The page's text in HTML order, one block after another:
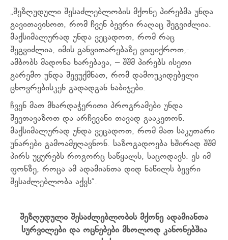
„შეზღუდული შესაძლებლობის მქონე პირებმა უნდა
გავითავისოთ, რომ ჩვენ ბევრი რაღაც შეგვიძლია.
მაქსიმალურად უნდა ვეცადოთ, რომ რაც
შეგვიძლია, იმის განვითარებაზე ვიფიქროთ,-
ამბობს მადონა ხარებავა, – შშმ პირებს ისეთი
გარემო უნდა შევუქმნათ, რომ დამოუკიდებელი
ცხოვრებისკენ გადადგან ნაბიჯები.
ჩვენ მათ მხარდაჭერითი პროგრამები უნდა
შევთავაზოთ და არჩევანი თავად გააკეთონ.
მაქსიმალურად უნდა ვეცადოთ, რომ მათ საკუთარი
უნარები გამოამჟღავნონ. საზოგადოება ხშირად შშმ
პირს უყურებს როგორც საწყალს, საცოდავს. ეს იმ
ფონზე, როცა ამ ადამიანთა დიდ ნაწილს ბევრი
შესაძლებლობა აქვს“.
შეზღუდული შესაძლებლობის მქონე ადამიანთა
სურვილები და ოცნებები მხოლოდ კანონებშია